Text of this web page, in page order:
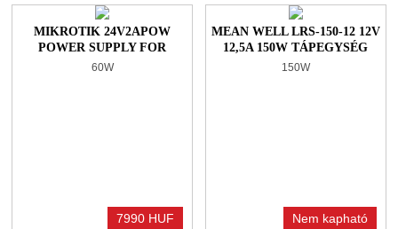
MIKROTIK 24V2APOW
POWER SUPPLY FOR
CCR1009-7G-1C-1S+ AND
60W
7990 HUF
MEAN WELL LRS-150-12 12V
12,5A 150W TÁPEGYSÉG
150W
Nem kapható